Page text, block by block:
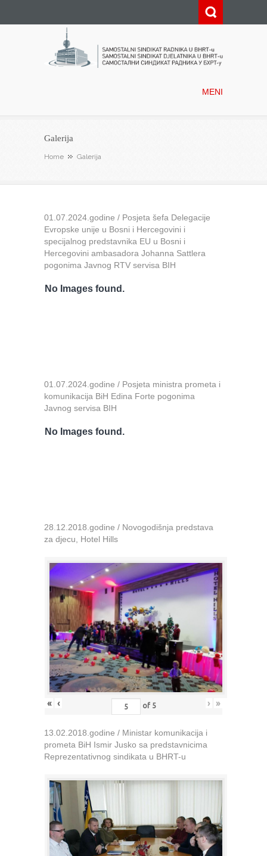
MENI
Galerija
Home Galerija
01.07.2024.godine / Posjeta šefa Delegacije
Evropske unije u Bosni i Hercegovini i
specijalnog predstavnika EU u Bosni i
Hercegovini ambasadora Johanna Sattlera
pogonima Javnog RTV servisa BIH
No Images found.
01.07.2024.godine / Posjeta ministra prometa i
komunikacija BiH Edina Forte pogonima
Javnog servisa BIH
No Images found.
28.12.2018.godine / Novogodišnja predstava
za djecu, Hotel Hills
« ‹ of 5 › »
13.02.2018.godine / Ministar komunikacija i
prometa BiH Ismir Jusko sa predstavnicima
Reprezentativnog sindikata u BHRT-u